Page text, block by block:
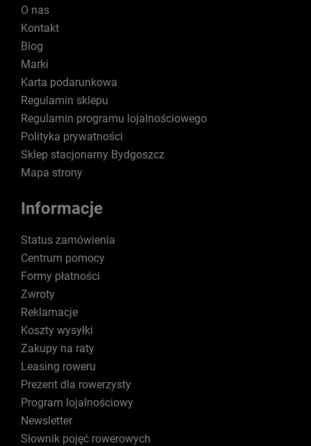
O nas
Kontakt
Blog
Marki
Karta podarunkowa
Regulamin sklepu
Regulamin programu lojalnościowego
Polityka prywatności
Sklep stacjonarny Bydgoszcz
Mapa strony
Informacje
Status zamówienia
Centrum pomocy
Formy płatności
Zwroty
Reklamacje
Koszty wysyłki
Zakupy na raty
Leasing roweru
Prezent dla rowerzysty
Program lojalnościowy
Newsletter
Słownik pojęć rowerowych